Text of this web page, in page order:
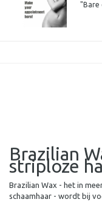
"Bare
Brazilian
striploze
Brazilian Wax - het in
schaamhaar - wordt bij